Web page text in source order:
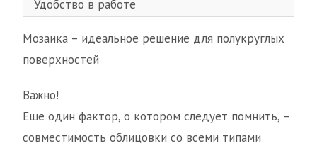
Удобство в работе
Мозаика – идеальное решение для полукруглых
поверхностей
Важно!
Еще один фактор, о котором следует помнить, –
совместимость облицовки со всеми типами